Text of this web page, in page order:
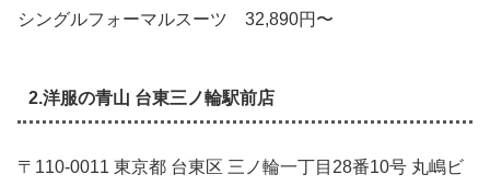
シングルフォーマルスーツ 32,890円〜
2.洋服の青山 台東三ノ輪駅前店
〒110-0011 東京都 台東区 三ノ輪一丁目28番10号 丸嶋ビ